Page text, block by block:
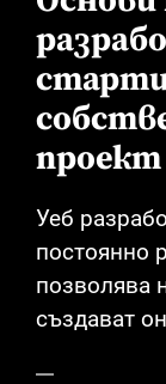
проект
Уеб
постоянно
позволява
създават
обмисляте